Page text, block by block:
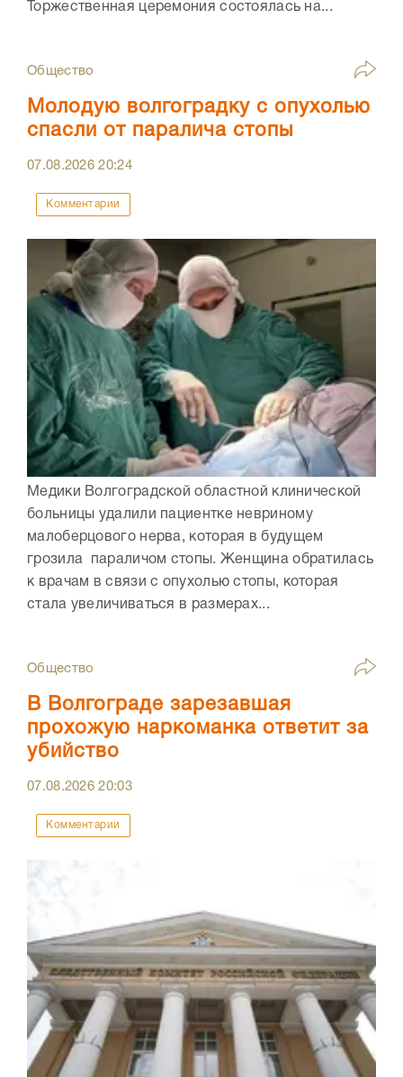
Торжественная церемония состоялась на...
Общество
Молодую волгоградку с опухолью
спасли от паралича стопы
07.08.202620:24
Комментарии
Медики Волгоградской областной клинической
больницы удалили пациентке невриному
малоберцового нерва, которая в будущем
грозила параличом стопы. Женщина обратилась
к врачам в связи с опухолью стопы, которая
стала увеличиваться в размерах...
Общество
В Волгограде зарезавшая
прохожую наркоманка ответит за
убийство
07.08.202620:03
Комментарии